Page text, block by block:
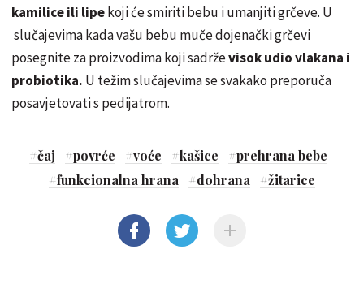
kamilice ili lipekoji će smiriti bebu i umanjiti grčeve. U
slučajevima kada vašu bebu muče dojenački grčevi
posegnite za proizvodima koji sadrževisok udio vlakana i
probiotika. U težim slučajevima se svakako preporuča
posavjetovati s pedijatrom.
#čaj #povrće #voće #kašice #prehrana bebe
#funkcionalna hrana #dohrana #žitarice